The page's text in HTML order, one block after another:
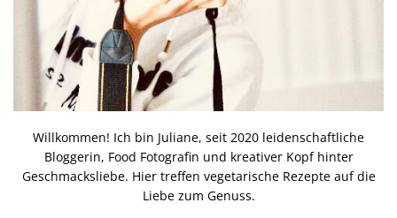
Willkommen! Ich bin Juliane, seit 2020 leidenschaftliche
Bloggerin, Food Fotografin und kreativer Kopf hinter
Geschmacksliebe. Hier treffen vegetarische Rezepte auf die
Liebe zum Genuss.